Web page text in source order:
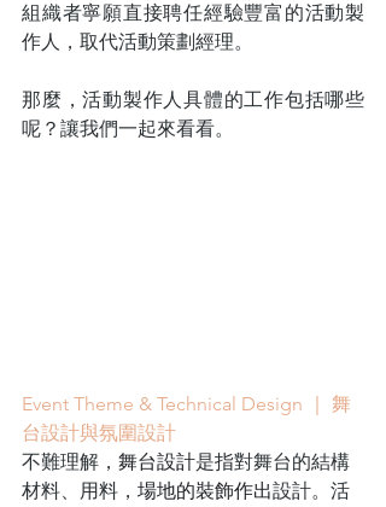
組織者寧願直接聘任經驗豐富的活動製
作人，取代活動策劃經理。
那麼，活動製作人具體的工作包括哪些
呢？讓我們一起來看看。
Event Theme & Technical Design ｜ 舞
台設計與氛圍設計
不難理解， 舞台設計是指對舞台的結構
材料、用料， 場地的裝飾作出設計。活